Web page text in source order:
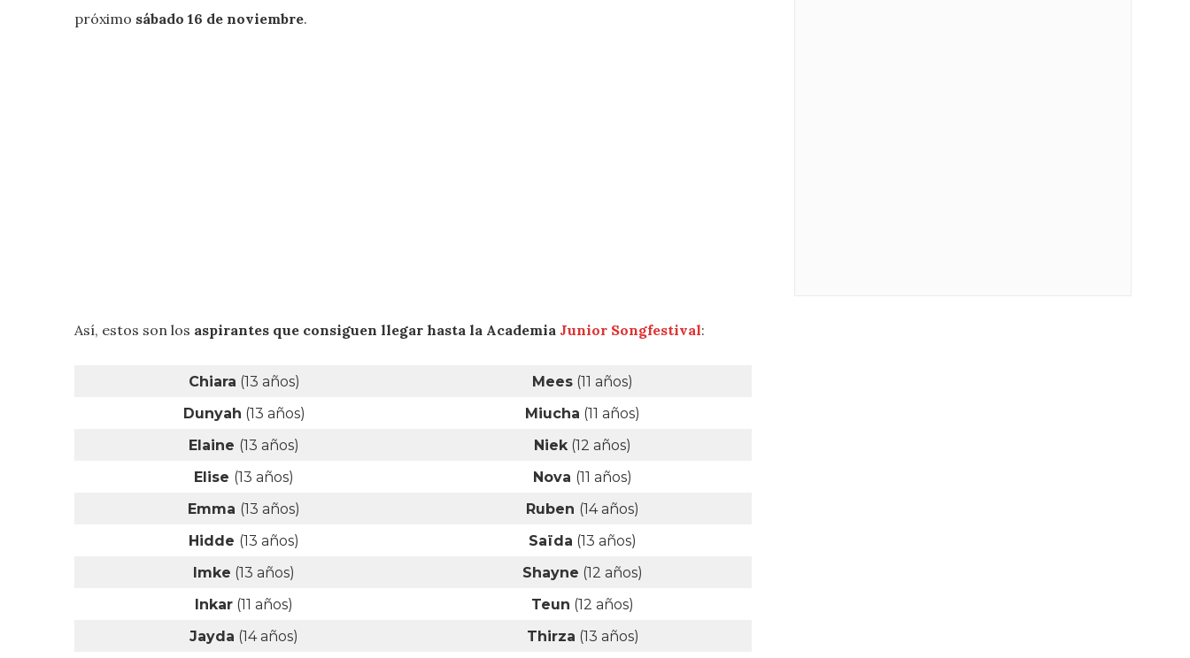
próximo sábado 16 de noviembre.
Así, estos son los aspirantes que consiguen llegar hasta la Academia Junior Songfestival:
Chiara (13 años) Mees (11 años)
Dunyah (13 años) Miucha (11 años)
Elaine (13 años) Niek (12 años)
Elise (13 años) Nova (11 años)
Emma (13 años) Ruben (14 años)
Hidde (13 años) Saïda (13 años)
Imke (13 años) Shayne (12 años)
Inkar (11 años) Teun (12 años)
Jayda (14 años) Thirza (13 años)